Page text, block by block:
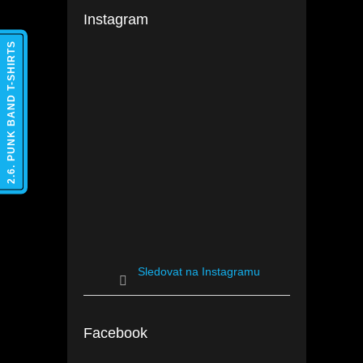
Instagram
Sledovat na Instagramu
Facebook
2.6. PUNK BAND T-SHIRTS